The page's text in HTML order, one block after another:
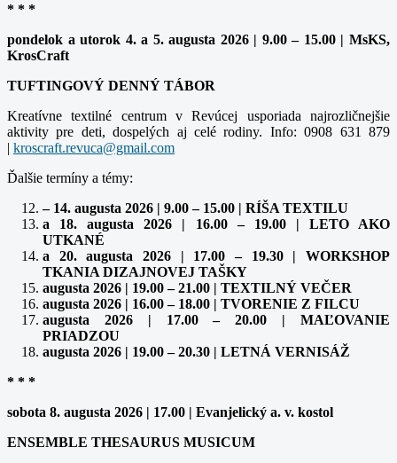
* * *
pondelok a utorok 4. a 5. augusta 2026 | 9.00 – 15.00 | MsKS,
KrosCraft
TUFTINGOVÝ DENNÝ TÁBOR
Kreatívne textilné centrum v Revúcej usporiada najrozličnejšie
aktivity pre deti, dospelých aj celé rodiny. Info: 0908 631 879
|
Ďalšie termíny a témy:
– 14. augusta 2026 | 9.00 – 15.00 | RÍŠA TEXTILU
a 18. augusta 2026 | 16.00 – 19.00 | LETO AKO
UTKANÉ
a 20. augusta 2026 | 17.00 – 19.30 | WORKSHOP
TKANIA DIZAJNOVEJ TAŠKY
augusta 2026 | 19.00 – 21.00 | TEXTILNÝ VEČER
augusta 2026 | 16.00 – 18.00 | TVORENIE Z FILCU
augusta 2026 | 17.00 – 20.00 | MAĽOVANIE
PRIADZOU
augusta 2026 | 19.00 – 20.30 | LETNÁ VERNISÁŽ
* * *
sobota 8. augusta 2026 | 17.00 | Evanjelický a. v. kostol
ENSEMBLE THESAURUS MUSICUM